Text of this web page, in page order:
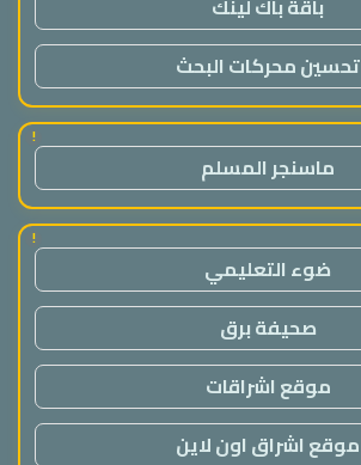
تحسين محركات البحث
!
ماسنجر المسلم
!
ضوء التعليمي
صحيفة برق
موقع اشراقات
موقع اشراق اون لاين